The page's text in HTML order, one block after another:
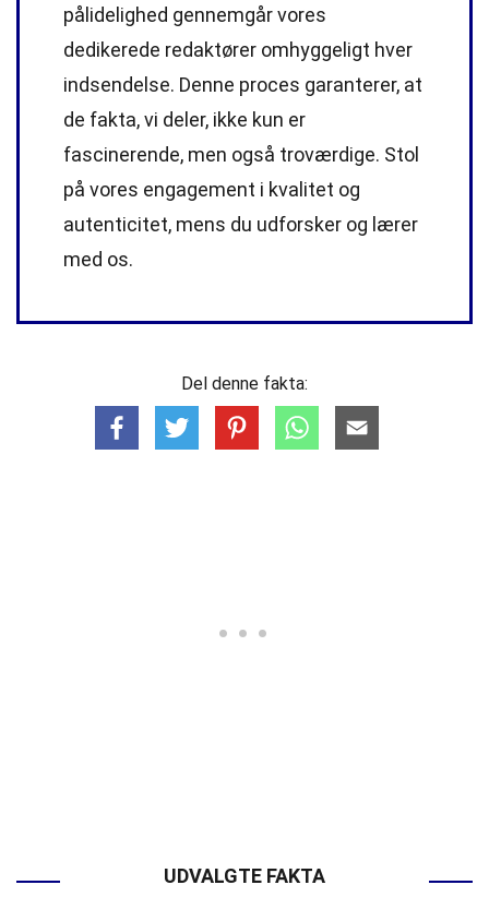
pålidelighed gennemgår vores
dedikerede redaktører omhyggeligt hver
indsendelse. Denne proces garanterer, at
de fakta, vi deler, ikke kun er
fascinerende, men også troværdige. Stol
på vores engagement i kvalitet og
autenticitet, mens du udforsker og lærer
med os.
Del denne fakta:
UDVALGTE FAKTA